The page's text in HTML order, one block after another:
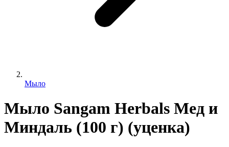
Мыло
Мыло Sangam Herbals Мед и
Миндаль (100 г) (уценка)